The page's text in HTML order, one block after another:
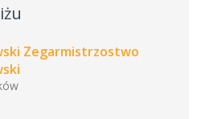
Zegarmistrzostwo